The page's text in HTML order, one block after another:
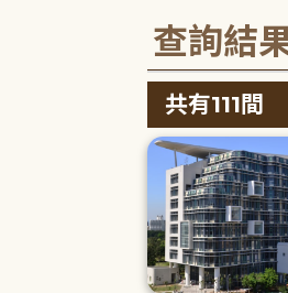
查詢結
共有111間